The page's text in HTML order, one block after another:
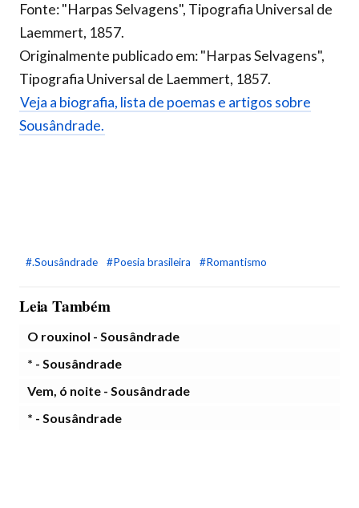
Fonte: "Harpas Selvagens", Tipografia Universal de
Laemmert, 1857.
Originalmente publicado em: "Harpas Selvagens",
Tipografia Universal de Laemmert, 1857.
Veja a biografia, lista de poemas e artigos sobre
Sousândrade.
#.Sousândrade #Poesia brasileira #Romantismo
Leia Também
O rouxinol - Sousândrade
* - Sousândrade
Vem, ó noite - Sousândrade
* - Sousândrade